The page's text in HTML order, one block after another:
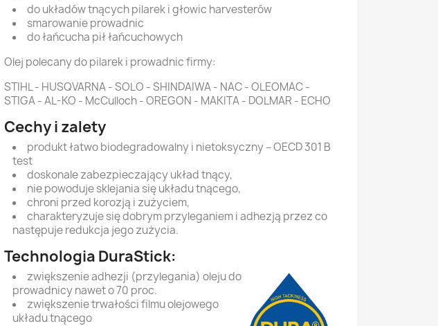
do układów tnących pilarek i głowic harvesterów
smarowanie prowadnic
do łańcucha pił łańcuchowych
Olej polecany do pilarek i prowadnic firmy:
STIHL - HUSQVARNA - SOLO - SHINDAIWA - NAC - OLEOMAC -
STIGA - AL-KO - McCulloch - OREGON - MAKITA - DOLMAR - ECHO
Cechy i zalety
produkt łatwo biodegradowalny i nietoksyczny – OECD 301 B
test
doskonale zabezpieczający układ tnący,
nie powoduje sklejania się układu tnącego,
chroni przed korozją i zużyciem,
charakteryzuje się dobrym przyleganiem i adhezją przez co
następuje redukcja jego zużycia.
Technologia DuraStick:
zwiększenie adhezji (przylegania) oleju do
prowadnicy nawet o 70 proc.
zwiększenie trwałości filmu olejowego
układu tnącego